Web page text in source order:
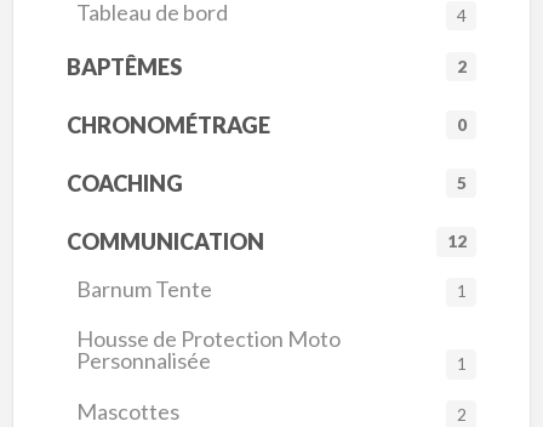
Tableau de bord 4
BAPTÊMES 2
CHRONOMÉTRAGE 0
COACHING 5
COMMUNICATION 12
Barnum Tente 1
Housse de Protection Moto
Personnalisée
1
Mascottes 2